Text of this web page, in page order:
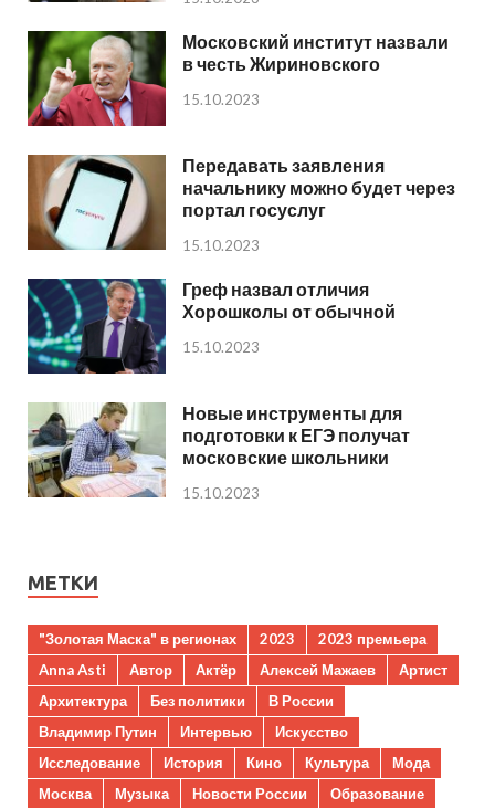
Московский институт назвали
в честь Жириновского
15.10.2023
Передавать заявления
начальнику можно будет через
портал госуслуг
15.10.2023
Греф назвал отличия
Хорошколы от обычной
15.10.2023
Новые инструменты для
подготовки к ЕГЭ получат
московские школьники
15.10.2023
МЕТКИ
"Золотая Маска" в регионах 2023
2023 премьера
Anna Asti
Автор Актёр Алексей Мажаев
Артист
Архитектура
Без политики
В России
Владимир Путин
Интервью
Искусство
Исследование
История Кино Культура
Мода
Москва
Музыка Новости России
Образование